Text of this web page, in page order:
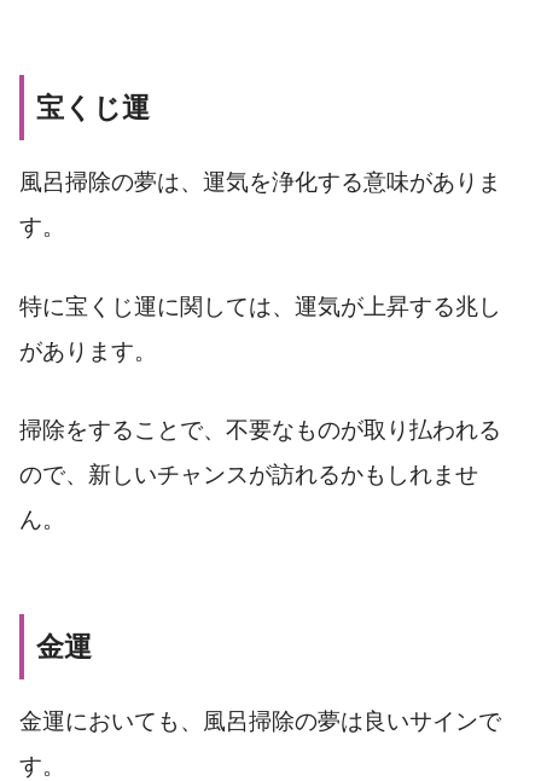
宝くじ運
風呂掃除の夢は、運気を浄化する意味がありま
す。
特に宝くじ運に関しては、運気が上昇する兆し
があります。
掃除をすることで、不要なものが取り払われる
ので、新しいチャンスが訪れるかもしれませ
ん。
金運
金運においても、風呂掃除の夢は良いサインで
す。